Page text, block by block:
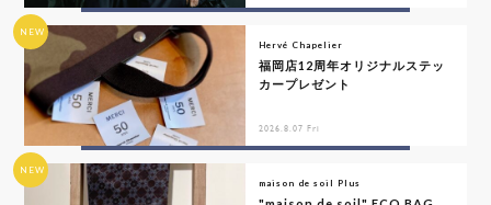
NEW
Hervé Chapelier
福岡店12周年オリジナルステッ
カープレゼント
2026.8.07 Fri
NEW
maison de soil Plus